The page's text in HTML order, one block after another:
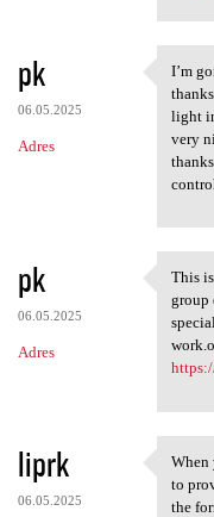
pk
06.05.2025
Adres
I’m
I’m
light
very
pk
06.05.2025
Adres
This
This
group
liprk
06.05.2025
When
to
the